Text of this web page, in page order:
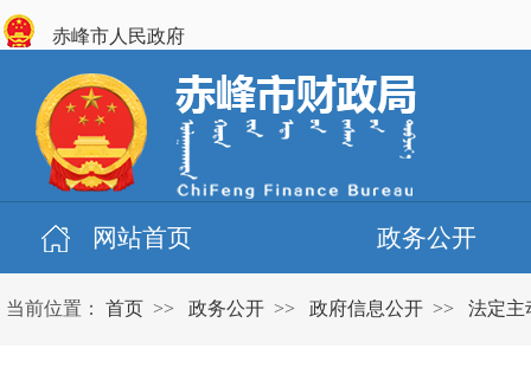
赤峰市人民政府
网站首页 政务公开
当前位置： 首页 >> 政务公开 >> 政府信息公开 >> 法定主